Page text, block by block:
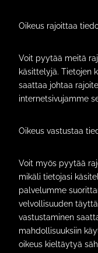
Oikeus rajoittaa
Voit pyytää meitä
käsittelyjä. Tietojen
saattaa johtaa
internetsivujamme
Oikeus vastustaa
Voit myös pyytää
mikäli tietojasi
palvelumme
velvollisuuden
vastustaminen
mahdollisuuksiin
oikeus kieltäytyä